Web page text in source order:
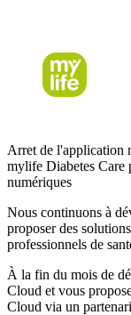
Arret de l'application
mylife Diabetes Care
numériques
Nous continuons à
proposer des
professionnels de
À la fin du mois de
Cloud et vous
Cloud via un